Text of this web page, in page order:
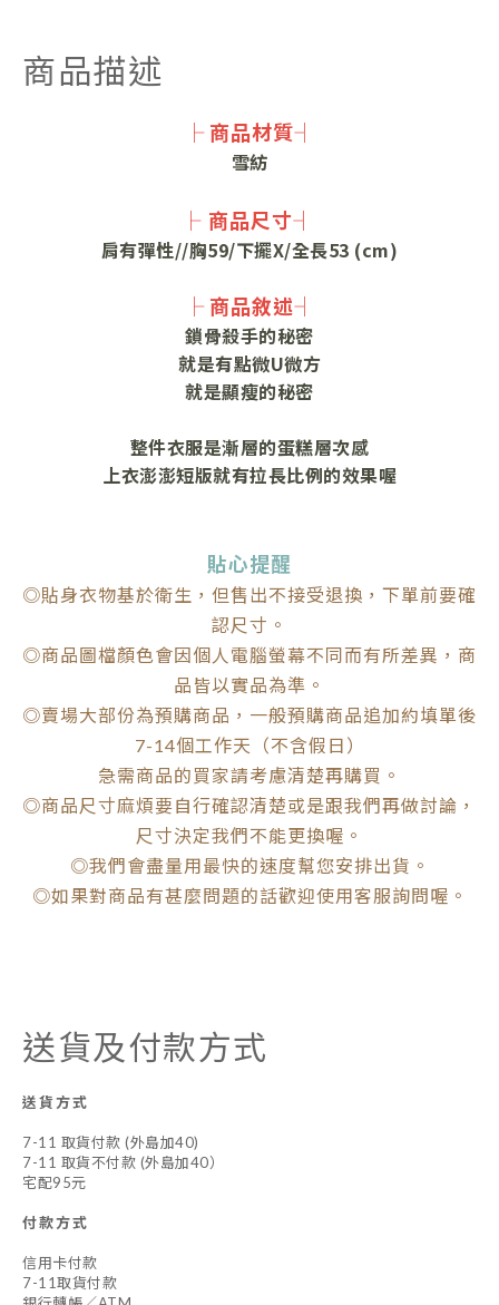
商品描述
├ 商品材質┤
雪紡
├ 商品尺寸┤
肩有彈性//胸59/下擺X/全長53 (cm)
├ 商品敘述┤
鎖骨殺手的秘密
就是有點微U微方
就是顯瘦的秘密
整件衣服是漸層的蛋糕層次感
上衣澎澎短版就有拉長比例的效果喔
貼心提醒
◎貼身衣物基於衛生，但售出不接受退換，下單前要確
認尺寸。
◎商品圖檔顏色會因個人電腦螢幕不同而有所差異，商
品皆以實品為準。
◎賣場大部份為預購商品，一般預購商品追加約填單後
7-14個工作天（不含假日）
急需商品的買家請考慮清楚再購買。
◎商品尺寸麻煩要自行確認清楚或是跟我們再做討論，
尺寸決定我們不能更換喔。
◎我們會盡量用最快的速度幫您安排出貨。
◎如果對商品有甚麼問題的話歡迎使用客服詢問喔。
送貨及付款方式
送貨方式
7-11 取貨付款 (外島加40)
7-11 取貨不付款 (外島加40）
宅配95元
付款方式
信用卡付款
7-11取貨付款